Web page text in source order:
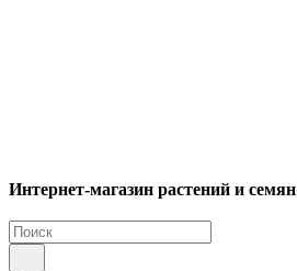
Интернет-магазин растений и семян